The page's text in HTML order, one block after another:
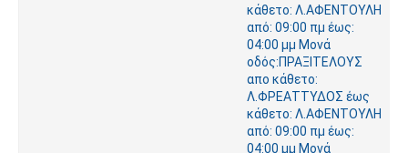
κάθετο: Λ.ΑΦΕΝΤΟΥΛΗ
από: 09:00 πμ έως:
04:00 μμ Μονά
οδός:ΠΡΑΞΙΤΕΛΟΥΣ
απο κάθετο:
Λ.ΦΡΕΑΤΤΥΔΟΣ έως
κάθετο: Λ.ΑΦΕΝΤΟΥΛΗ
από: 09:00 πμ έως:
04:00 μμ Μονά